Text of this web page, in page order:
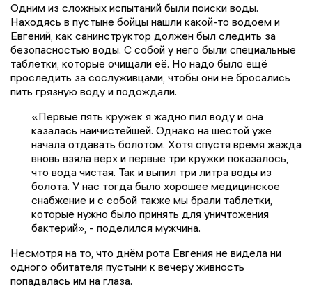
Одним из сложных испытаний были поиски воды.
Находясь в пустыне бойцы нашли какой-то водоем и
Евгений, как санинструктор должен был следить за
безопасностью воды. С собой у него были специальные
таблетки, которые очищали её. Но надо было ещё
проследить за сослуживцами, чтобы они не бросались
пить грязную воду и подождали.
«Первые пять кружек я жадно пил воду и она
казалась наичистейшей. Однако на шестой уже
начала отдавать болотом. Хотя спустя время жажда
вновь взяла верх и первые три кружки показалось,
что вода чистая. Так и выпил три литра воды из
болота. У нас тогда было хорошее медицинское
снабжение и с собой также мы брали таблетки,
которые нужно было принять для уничтожения
бактерий», - поделился мужчина.
Несмотря на то, что днём рота Евгения не видела ни
одного обитателя пустыни к вечеру живность
попадалась им на глаза.